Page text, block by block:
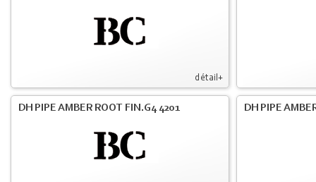
détail+
DH PIPE AMBER ROOT FIN.G4 4201 DH PIPE